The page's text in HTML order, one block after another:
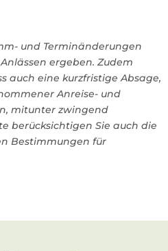
und Terminänderungen
ergeben. Zudem
auch eine kurzfristige Absage,
Anreise- und
mitunter zwingend
berücksichtigen Sie auch die
Bestimmungen für